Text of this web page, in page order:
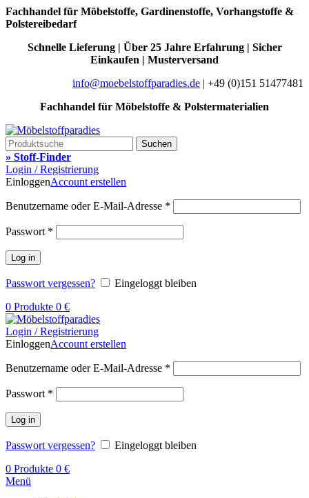
Fachhandel für Möbelstoffe, Gardinenstoffe, Vorhangstoffe &
Polstereibedarf
Schnelle Lieferung | Über 25 Jahre Erfahrung | Sicher
Einkaufen | Musterversand
info@moebelstoffparadies.de | +49 (0)151 51477481
Fachhandel für Möbelstoffe & Polstermaterialien
Suchen
» Stoff-Finder
Login / Registrierung
EinloggenAccount erstellen
Benutzername oder E-Mail-Adresse *
Passwort *
Log in
Passwort vergessen?
Eingeloggt bleiben
0 Produkte 0 €
Login / Registrierung
EinloggenAccount erstellen
Benutzername oder E-Mail-Adresse *
Passwort *
Log in
Passwort vergessen?
Eingeloggt bleiben
0 Produkte 0 €
Menü